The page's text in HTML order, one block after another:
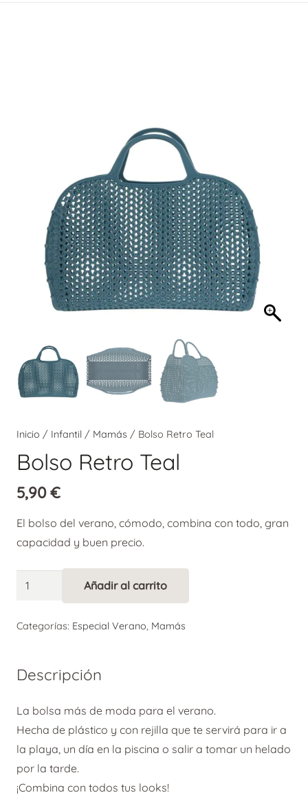
Inicio / Infantil / Mamás / Bolso Retro Teal
Bolso Retro Teal
5,90€
El bolso del verano, cómodo, combina con todo, gran
capacidad y buen precio.
Bolso
Añadir al carrito
Categorías: Especial Verano Mamás
Descripción
La bolsa más de moda para el verano.
Hecha de plástico y con rejilla que te servirá para ir a
la playa, un día en la piscina o salir a tomar un helado
por la tarde.
¡Combina con todos tus looks!